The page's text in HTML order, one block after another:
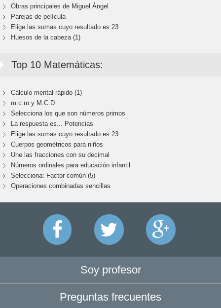
Obras principales de Miguel Ángel
Parejas de película
Elige las sumas cuyo resultado es 23
Huesos de la cabeza (1)
Top 10 Matemáticas:
Cálculo mental rápido (1)
m.c.m y M.C.D
Selecciona los que son números primos
La respuesta es... Potencias
Elige las sumas cuyo resultado es 23
Cuerpos geométricos para niños
Une las fracciones con su decimal
Números ordinales para educación infantil
Selecciona: Factor común (5)
Operaciones combinadas sencillas
Soy profesor
Preguntas frecuentes